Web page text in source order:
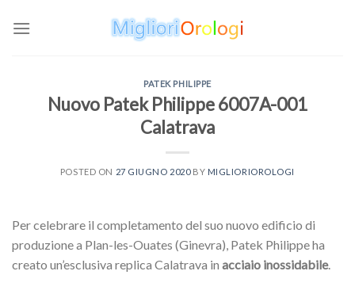
PATEK PHILIPPE
Nuovo Patek Philippe 6007A-001
Calatrava
POSTED ON 27 GIUGNO 2020BY MIGLIORIOROLOGI
Per celebrare il completamento del suo nuovo edificio di
produzione a Plan-les-Ouates (Ginevra), Patek Philippe ha
creato un’esclusiva replica Calatrava in acciaio inossidabile.